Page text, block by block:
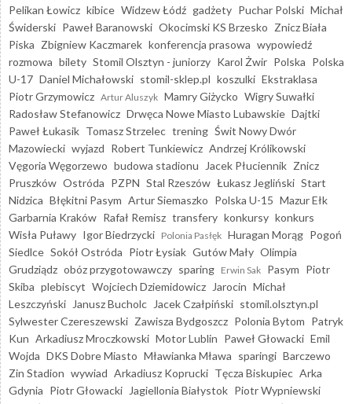
Pelikan Łowicz kibice Widzew Łódź gadżety Puchar Polski Michał
Świderski Paweł Baranowski Okocimski KS Brzesko Znicz Biała
Piska Zbigniew Kaczmarek konferencja prasowa wypowiedź
rozmowa bilety Stomil Olsztyn - juniorzy Karol Żwir Polska Polska
U-17 Daniel Michałowski stomil-sklep.pl koszulki Ekstraklasa
Piotr Grzymowicz Artur Aluszyk Mamry Giżycko Wigry Suwałki
Radosław Stefanowicz Drwęca Nowe Miasto Lubawskie Dajtki
Paweł Łukasik Tomasz Strzelec trening Świt Nowy Dwór
Mazowiecki wyjazd Robert Tunkiewicz Andrzej Królikowski
Vęgoria Węgorzewo budowa stadionu Jacek Płuciennik Znicz
Pruszków Ostróda PZPN Stal Rzeszów Łukasz Jegliński Start
Nidzica Błękitni Pasym Artur Siemaszko Polska U-15 Mazur Ełk
Garbarnia Kraków Rafał Remisz transfery konkursy konkurs
Wisła Puławy Igor Biedrzycki Polonia Pasłęk Huragan Morąg Pogoń
Siedlce Sokół Ostróda Piotr Łysiak Gutów Mały Olimpia
Grudziądz obóz przygotowawczy sparing Erwin Sak Pasym Piotr
Skiba plebiscyt Wojciech Dziemidowicz Jarocin Michał
Leszczyński
Janusz Bucholc Jacek Czałpiński stomil.olsztyn.pl
Sylwester Czereszewski Zawisza Bydgoszcz Polonia Bytom Patryk
Kun Arkadiusz Mroczkowski Motor Lublin Paweł Głowacki Emil
Wojda DKS Dobre Miasto Mławianka Mława sparingi Barczewo
Zin Stadion wywiad Arkadiusz Koprucki Tęcza Biskupiec Arka
Gdynia Piotr Głowacki Jagiellonia Białystok Piotr Wypniewski